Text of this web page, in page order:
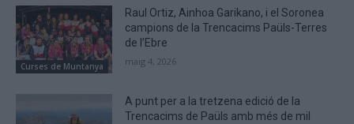
Curses de Muntanya
Raul Ortiz, Ainhoa Garikano, i el Soronea
campions de la Trencacims Paüls-Terres
de l’Ebre
maig 4, 2026
A punt per a la tretzena edició de la
Trencacims de Paüls amb més de mil